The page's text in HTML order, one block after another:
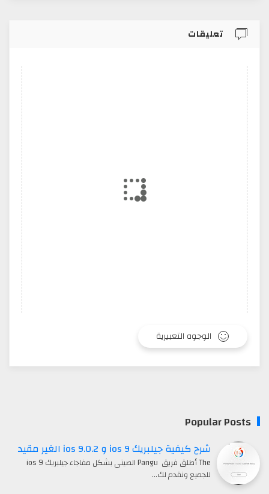
تعليقات
الوجوه التعبيرية
Popular Posts
شرح كيفية جيلبريك ios 9 و ios 9.0.2 الغير مقيد
The أطلق فريق Pangu الصيني بشكل مفاجاء جيلبريك ios 9
للجميع ونقدم لك…